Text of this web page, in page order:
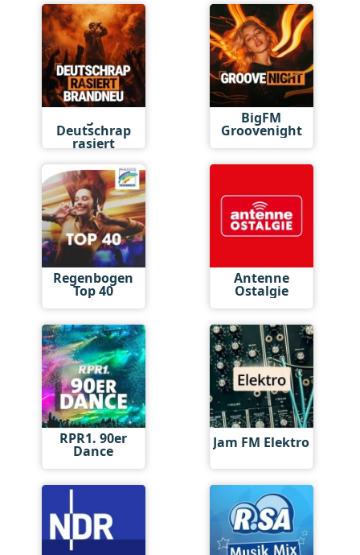
Deutschrap
rasiert
BigFM
Groovenight
Regenbogen
Top 40
Antenne
Ostalgie
RPR1. 90er
Dance Jam FM Elektro